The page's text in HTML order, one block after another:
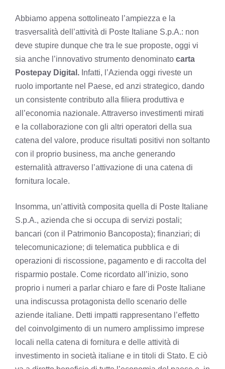
Abbiamo appena sottolineato l’ampiezza e la
trasversalità dell’attività di Poste Italiane S.p.A.: non
deve stupire dunque che tra le sue proposte, oggi vi
sia anche l’innovativo strumento denominato carta
Postepay Digital. Infatti, l’Azienda oggi riveste un
ruolo importante nel Paese, ed anzi strategico, dando
un consistente contributo alla filiera produttiva e
all’economia nazionale. Attraverso investimenti mirati
e la collaborazione con gli altri operatori della sua
catena del valore, produce risultati positivi non soltanto
con il proprio business, ma anche generando
esternalità attraverso l’attivazione di una catena di
fornitura locale.
Insomma, un’attività composita quella di Poste Italiane
S.p.A., azienda che si occupa di servizi postali;
bancari (con il Patrimonio Bancoposta); finanziari; di
telecomunicazione; di telematica pubblica e di
operazioni di riscossione, pagamento e di raccolta del
risparmio postale. Come ricordato all’inizio, sono
proprio i numeri a parlar chiaro e fare di Poste Italiane
una indiscussa protagonista dello scenario delle
aziende italiane. Detti impatti rappresentano l’effetto
del coinvolgimento di un numero amplissimo imprese
locali nella catena di fornitura e delle attività di
investimento in società italiane e in titoli di Stato. E ciò